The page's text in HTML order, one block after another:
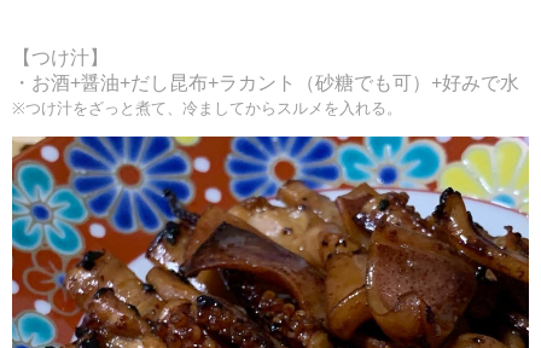
【つけ汁】
・お酒+醤油+だし昆布+ラカント（砂糖でも可）+好みで水
※つけ汁をざっと煮て、冷ましてからスルメを入れる。